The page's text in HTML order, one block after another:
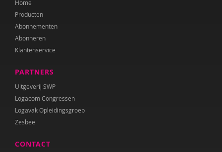
Home
Producten
Abonnementen
Abonneren
Klantenservice
PARTNERS
Uitgeverij SWP
Logacom Congressen
Logavak Opleidingsgroep
Zesbee
CONTACT